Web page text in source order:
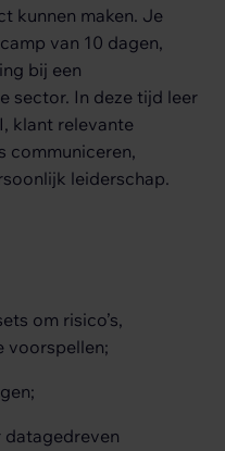
kunnen maken. Je
van 10 dagen,
bij een
sector. In deze tijd leer
klant relevante
communiceren,
leiderschap.
om risico’s,
voorspellen;
datagedreven